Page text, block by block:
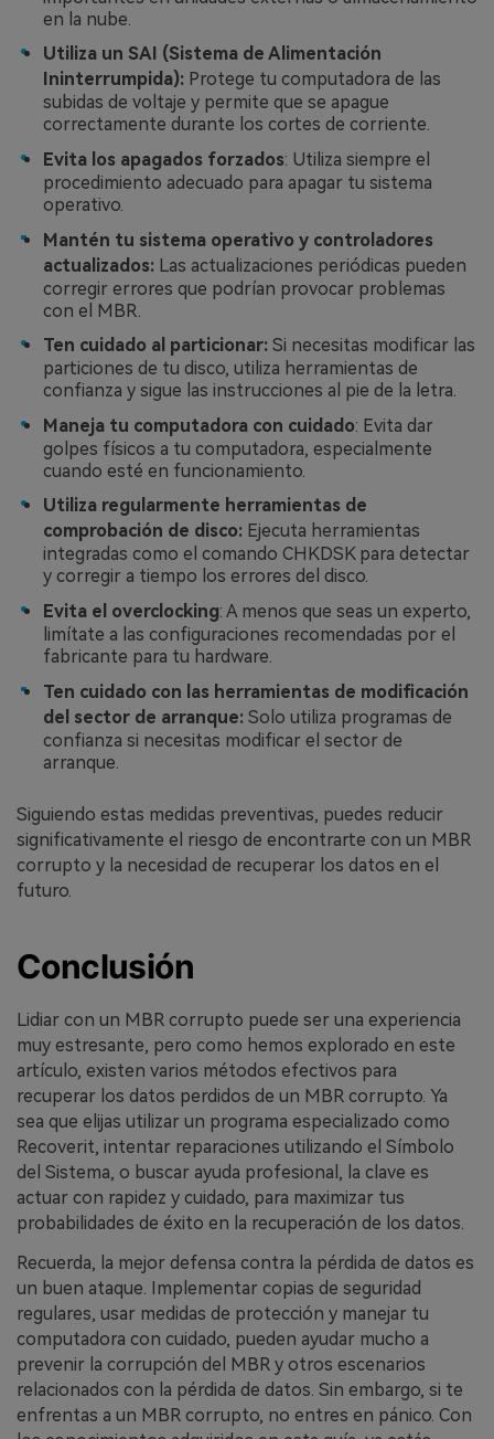
en la nube.󠀲󠀡󠀩󠀣󠀡󠀩󠀣󠀦󠀢󠀳
Utiliza un SAI (Sistema de Alimentación
Ininterrumpida): Protege tu computadora de las
subidas de voltaje y permite que se apague
correctamente durante los cortes de corriente.󠀲󠀡󠀩󠀣󠀡󠀩󠀣󠀦󠀣󠀳
Evita los apagados forzados: Utiliza siempre el
procedimiento adecuado para apagar tu sistema
operativo.󠀲󠀡󠀩󠀣󠀡󠀩󠀣󠀦󠀤󠀳
Mantén tu sistema operativo y controladores
actualizados: Las actualizaciones periódicas pueden
corregir errores que podrían provocar problemas
con el MBR.󠀲󠀡󠀩󠀣󠀡󠀩󠀣󠀦󠀥󠀳
Ten cuidado al particionar: Si necesitas modificar las
particiones de tu disco, utiliza herramientas de
confianza y sigue las instrucciones al pie de la letra.󠀲󠀡󠀩󠀣󠀡󠀩󠀣󠀦󠀦󠀳
Maneja tu computadora con cuidado: Evita dar
golpes físicos a tu computadora, especialmente
cuando esté en funcionamiento.󠀲󠀡󠀩󠀣󠀡󠀩󠀣󠀦󠀧󠀳
Utiliza regularmente herramientas de
comprobación de disco: Ejecuta herramientas
integradas como el comando CHKDSK para detectar
y corregir a tiempo los errores del disco.󠀲󠀡󠀩󠀣󠀡󠀩󠀣󠀦󠀨󠀳
Evita el overclocking: A menos que seas un experto,
limítate a las configuraciones recomendadas por el
fabricante para tu hardware.󠀲󠀡󠀩󠀣󠀡󠀩󠀣󠀦󠀩󠀳
Ten cuidado con las herramientas de modificación
del sector de arranque: Solo utiliza programas de
confianza si necesitas modificar el sector de
arranque.󠀲󠀡󠀩󠀣󠀡󠀩󠀣󠀧󠀠󠀳
Siguiendo estas medidas preventivas, puedes reducir
significativamente el riesgo de encontrarte con un MBR
corrupto y la necesidad de recuperar los datos en el
futuro.
Conclusión
Lidiar con un MBR corrupto puede ser una experiencia
muy estresante, pero como hemos explorado en este
artículo, existen varios métodos efectivos para
recuperar los datos perdidos de un MBR corrupto.󠀲󠀡󠀩󠀣󠀡󠀩󠀣󠀧󠀣󠀳󠀰 Ya
sea que elijas utilizar un programa especializado como
Recoverit, intentar reparaciones utilizando el Símbolo
del Sistema, o buscar ayuda profesional, la clave es
actuar con rapidez y cuidado, para maximizar tus
probabilidades de éxito en la recuperación de los datos.󠀲󠀡󠀩󠀣󠀡󠀩󠀣󠀧󠀤
Recuerda, la mejor defensa contra la pérdida de datos es
un buen ataque.󠀲󠀡󠀩󠀣󠀡󠀩󠀣󠀧󠀥󠀳󠀰 Implementar copias de seguridad
regulares, usar medidas de protección y manejar tu
computadora con cuidado, pueden ayudar mucho a
prevenir la corrupción del MBR y otros escenarios
relacionados con la pérdida de datos.󠀲󠀡󠀩󠀣󠀡󠀩󠀣󠀧󠀦󠀳󠀰 Sin embargo, si te
enfrentas a un MBR corrupto, no entres en pánico.󠀲󠀡󠀩󠀣󠀡󠀩󠀣󠀧󠀧󠀳󠀰 Con